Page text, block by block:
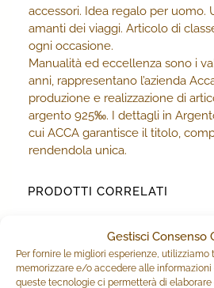
Gestisci Consenso
Per fornire le migliori esperienze,
memorizzare e/o accedere alle informazioni
queste tecnologie ci permetterà di
accessori. Idea regalo per uomo.
amanti dei viaggi. Articolo di
ogni occasione.
Manualità ed eccellenza sono i
anni, rappresentano l’azienda
produzione e realizzazione di
argento 925‰. I dettagli in
cui ACCA garantisce il titolo,
rendendola unica.
PRODOTTI CORRELATI